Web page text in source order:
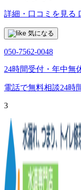
詳細・口コミを見る
気になる
050-7562-0048
24時間受付・年中無
電話で無料相談24時
3